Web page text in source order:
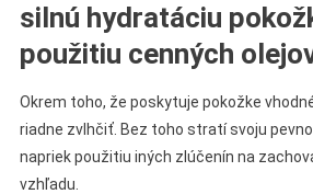
silnú hydratáciu
použitiu cenných
Okrem toho, že poskytuje pokožke
riadne zvlhčiť. Bez toho stratí svoju
napriek použitiu iných zlúčenín na
vzhľadu.